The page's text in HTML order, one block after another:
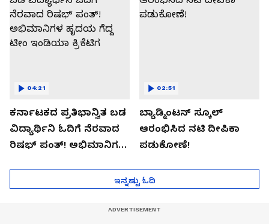
ಕರ್ನಾಟಕದ ಪ್ರತಿಭಾನ್ವಿತ ಬಡ
ವಿದ್ಯಾರ್ಥಿನಿ ಓದಿಗೆ ನೆರವಾದ
ರಿಷಭ್ ಪಂತ್! ಅಭಿಮಾನಿಗಳ
04:21
ಬ್ಯಾಡ್ಮಿಂಟನ್ ಸ್ಕೂಲ್​
ಆರಂಭಿಸಿದ ನಟಿ ದೀಪಿಕಾ
ಪಡುಕೋಣೆ!
02:51
ಇನ್ನಷ್ಟು ಓದಿ